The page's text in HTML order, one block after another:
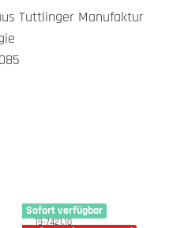
Tuttlinger Manufaktur
Sofort verfügbar
19-7421.10